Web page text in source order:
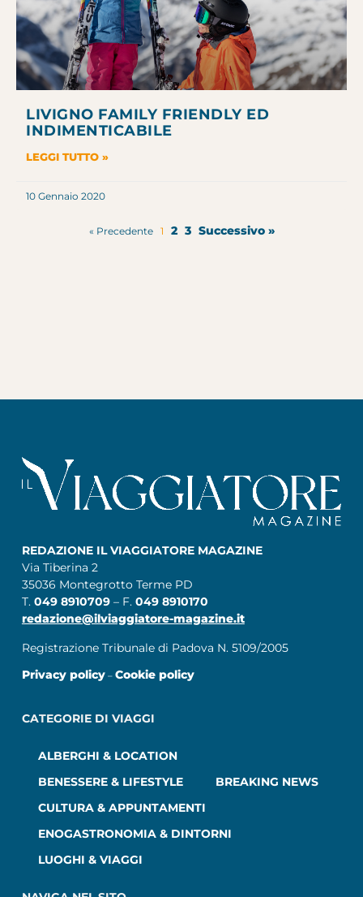
LIVIGNO FAMILY FRIENDLY ED
INDIMENTICABILE
LEGGI TUTTO »
10 Gennaio 2020
« Precedente 1 2 3 Successivo »
REDAZIONE IL VIAGGIATORE MAGAZINE
Via Tiberina 2
35036 Montegrotto Terme PD
T. 049 8910709 – F. 049 8910170
redazione@ilviaggiatore-magazine.it
Registrazione Tribunale di Padova N. 5109/2005
Privacy policy– Cookie policy
CATEGORIE DI VIAGGI
ALBERGHI & LOCATION
BENESSERE & LIFESTYLE
BREAKING NEWS
CULTURA & APPUNTAMENTI
ENOGASTRONOMIA & DINTORNI
LUOGHI & VIAGGI